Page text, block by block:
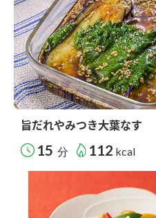
旨だれやみつき大葉なす
15 分 112 kcal